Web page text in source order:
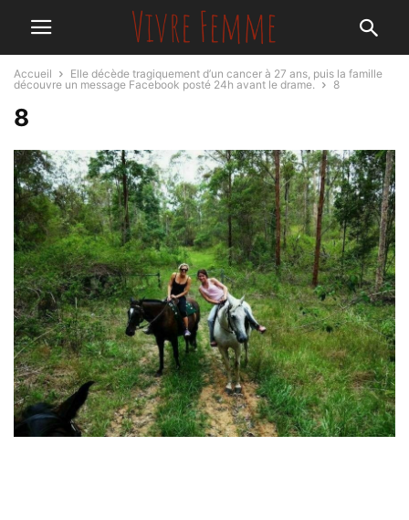
Accueil
Elle décède tragiquement d’un cancer à 27 ans, puis la famille
découvre un message Facebook posté 24h avant le drame.
8
8